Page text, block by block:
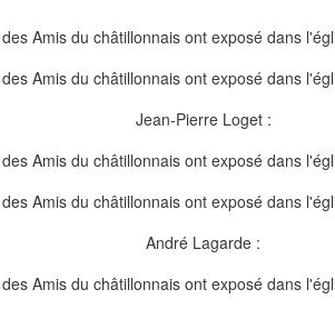
Jean-Pierre Loget :
André Lagarde :